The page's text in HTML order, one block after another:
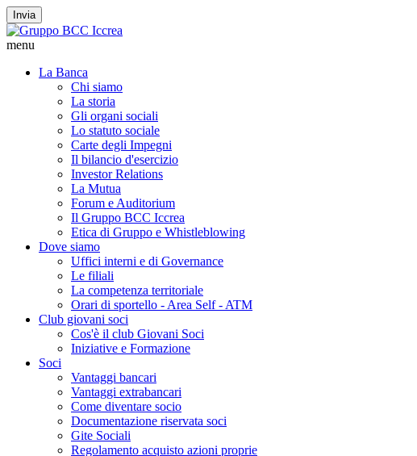
Invia
menu
La Banca
Chi siamo
La storia
Gli organi sociali
Lo statuto sociale
Carte degli Impegni
Il bilancio d'esercizio
Investor Relations
La Mutua
Forum e Auditorium
Il Gruppo BCC Iccrea
Etica di Gruppo e Whistleblowing
Dove siamo
Uffici interni e di Governance
Le filiali
La competenza territoriale
Orari di sportello - Area Self - ATM
Club giovani soci
Cos'è il club Giovani Soci
Iniziative e Formazione
Soci
Vantaggi bancari
Vantaggi extrabancari
Come diventare socio
Documentazione riservata soci
Gite Sociali
Regolamento acquisto azioni proprie